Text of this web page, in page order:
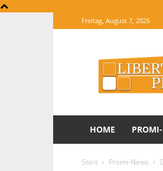
Freitag, August 7, 2026
Website
of
Informations
HOME
Start Promi-News